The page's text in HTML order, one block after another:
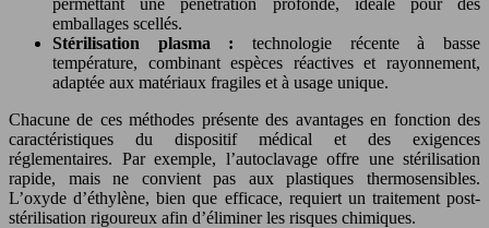
emballages scellés.
Stérilisation plasma : technologie récente à basse
température, combinant espèces réactives et rayonnement,
adaptée aux matériaux fragiles et à usage unique.
Chacune de ces méthodes présente des avantages en fonction des
caractéristiques du dispositif médical et des exigences
réglementaires. Par exemple, l’autoclavage offre une stérilisation
rapide, mais ne convient pas aux plastiques thermosensibles.
L’oxyde d’éthylène, bien que efficace, requiert un traitement post-
stérilisation rigoureux afin d’éliminer les risques chimiques.